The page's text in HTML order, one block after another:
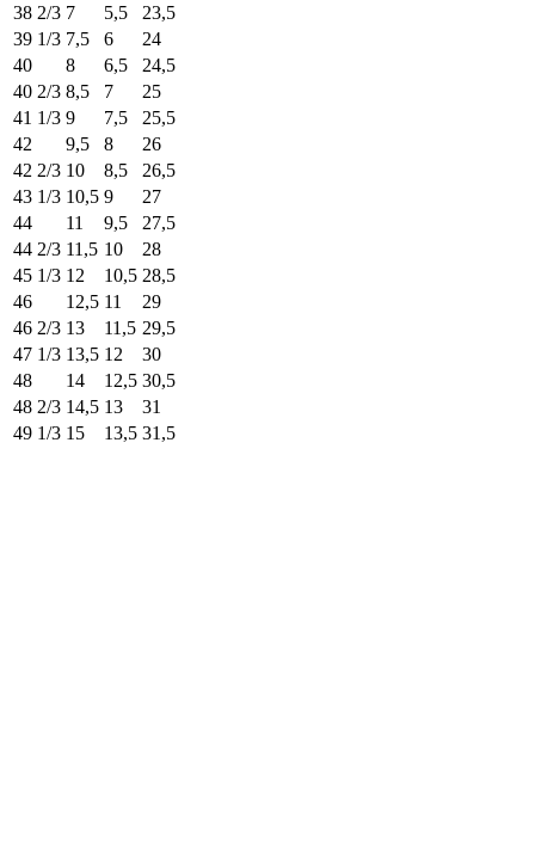
38 2/3 7 5,5
23,5
39 1/3 7,5 6
24
40
8 6,5
24,5
40 2/3 8,5 7
25
41 1/3 9 7,5
25,5
42
9,5 8
26
42 2/3 10 8,5
26,5
43 1/3 10,5 9
27
44
11 9,5
27,5
44 2/3 11,5 10
28
45 1/3 12 10,5 28,5
46
12,5 11
29
46 2/3 13 11,5 29,5
47 1/3 13,5 12
30
48
14 12,5 30,5
48 2/3 14,5 13
31
49 1/3 15 13,5 31,5